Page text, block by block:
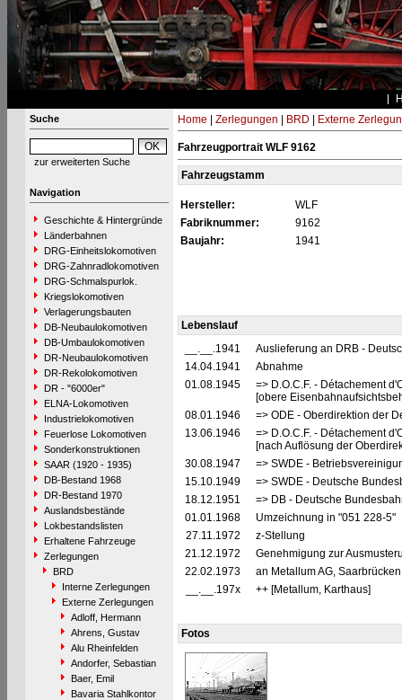
Suche
zur erweiterten Suche
Navigation
Geschichte & Hintergründe
Länderbahnen
DRG-Einheitslokomotiven
DRG-Zahnradlokomotiven
DRG-Schmalspurlok.
Kriegslokomotiven
Verlagerungsbauten
DB-Neubaulokomotiven
DB-Umbaulokomotiven
DR-Neubaulokomotiven
DR-Rekolokomotiven
DR - "6000er"
ELNA-Lokomotiven
Industrielokomotiven
Feuerlose Lokomotiven
Sonderkonstruktionen
SAAR (1920 - 1935)
DB-Bestand 1968
DR-Bestand 1970
Auslandsbestände
Lokbestandslisten
Erhaltene Fahrzeuge
Zerlegungen
BRD
Interne Zerlegungen
Externe Zerlegungen
Adloff, Hermann
Ahrens, Gustav
Alu Rheinfelden
Andorfer, Sebastian
Baer, Emil
Bavaria Stahlkontor
Home Zerlegungen BRD Externe
Fahrzeugportrait WLF 9162
Fahrzeugstamm
Hersteller:
WLF
Fabriknummer:
9162
Baujahr:
1941
Lebenslauf
__.__.1941
Auslieferung an DRB -
14.04.1941
Abnahme
01.08.1945
=> D.O.C.F. - Détachement
[obere
08.01.1946
=> ODE - Oberdirektion der
13.06.1946
=> D.O.C.F. - Détachement
[nach Auflösung der
30.08.1947
=> SWDE -
15.10.1949
=> SWDE - Deutsche
18.12.1951
=> DB - Deutsche
01.01.1968
Umzeichnung in "051 228-5"
27.11.1972
z-Stellung
21.12.1972
Genehmigung zur
22.02.1973
an Metallum AG,
__.__.197x
++ [Metallum, Karthaus]
Fotos